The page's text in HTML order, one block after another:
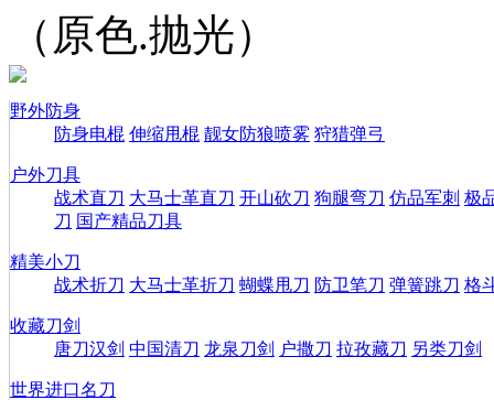
（原色.抛光）
野外防身
防身电棍 伸缩甩棍 靓女防狼喷雾 狩猎弹弓
户外刀具
战术直刀 大马士革直刀 开山砍刀 狗腿弯刀 仿品军刺 极
刀 国产精品刀具
精美小刀
战术折刀 大马士革折刀 蝴蝶甩刀 防卫笔刀 弹簧跳刀 格
收藏刀剑
唐刀汉剑 中国清刀 龙泉刀剑 户撒刀 拉孜藏刀 另类刀剑
世界进口名刀